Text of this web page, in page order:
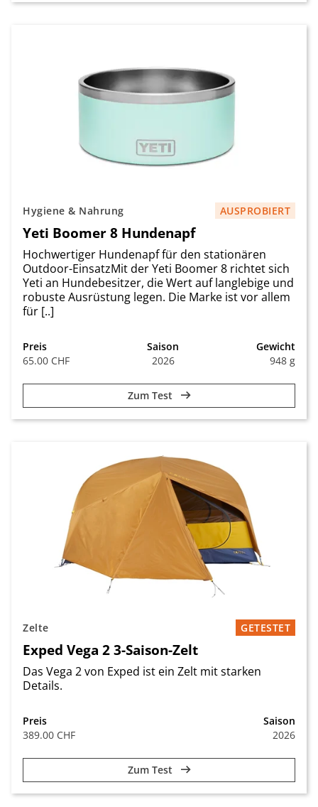
Hygiene & Nahrung AUSPROBIERT
Yeti Boomer 8 Hundenapf
Hochwertiger Hundenapf für den stationären
Outdoor-EinsatzMit der Yeti Boomer 8 richtet sich
Yeti an Hundebesitzer, die Wert auf langlebige und
robuste Ausrüstung legen. Die Marke ist vor allem
für [..]
Preis
65.00 CHF
Saison
2026
Gewicht
948 g
Zum Test
Zelte GETESTET
Exped Vega 2 3-Saison-Zelt
Das Vega 2 von Exped ist ein Zelt mit starken
Details.
Preis
389.00 CHF
Saison
2026
Zum Test